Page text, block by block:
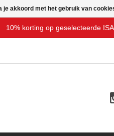
10% korting op geselecteerde
je akkoord met het gebruik van